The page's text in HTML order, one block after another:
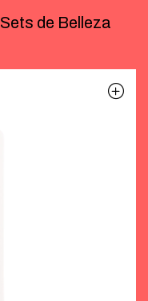
Sets de Belleza